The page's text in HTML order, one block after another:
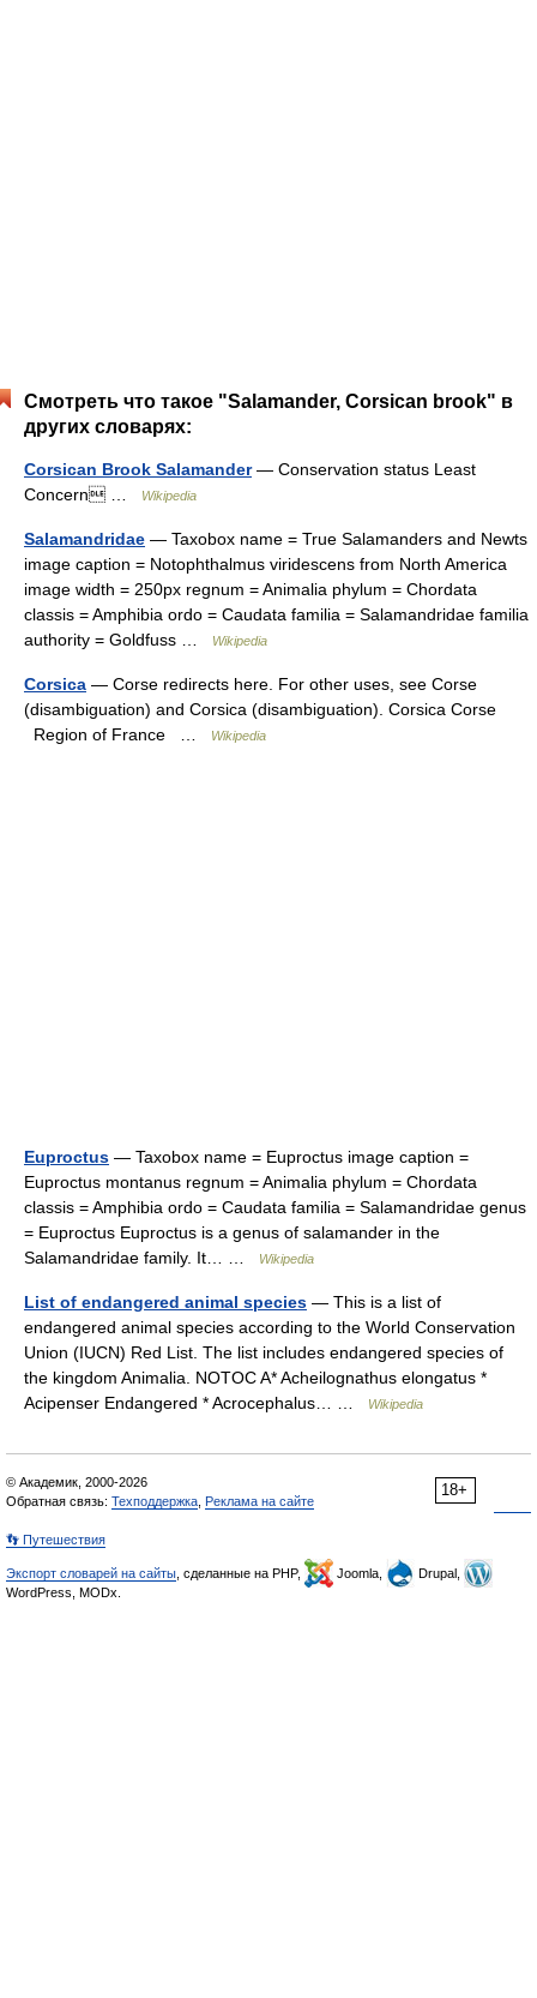
Смотреть что такое "Salamander, Corsican brook" в
других словарях:
Corsican Brook Salamander— Conservation status Least
Concern …
Wikipedia
Salamandridae — Taxobox name = True Salamanders and Newts
image caption = Notophthalmus viridescens from North America
image width = 250px regnum = Animalia phylum = Chordata
classis = Amphibia ordo = Caudata familia = Salamandridae familia
authority = Goldfuss …
Wikipedia
Corsica — Corse redirects here. For other uses, see Corse
(disambiguation) and Corsica (disambiguation). Corsica Corse
Region of France …
Wikipedia
Euproctus — Taxobox name = Euproctus image caption =
Euproctus montanus regnum = Animalia phylum = Chordata
classis = Amphibia ordo = Caudata familia = Salamandridae genus
= Euproctus Euproctus is a genus of salamander in the
Salamandridae family. It… …
Wikipedia
List of endangered animal species — This is a list of
endangered animal species according to the World Conservation
Union (IUCN) Red List. The list includes endangered species of
the kingdom Animalia. NOTOC A* Acheilognathus elongatus *
Acipenser Endangered * Acrocephalus… …
Wikipedia
18+
© Академик, 2000-2026
Обратная связь: Техподдержка Реклама на сайте
👣 Путешествия
Экспорт словарей на сайты , сделанные на PHP, Joomla,
Drupal,
WordPress, MODx.